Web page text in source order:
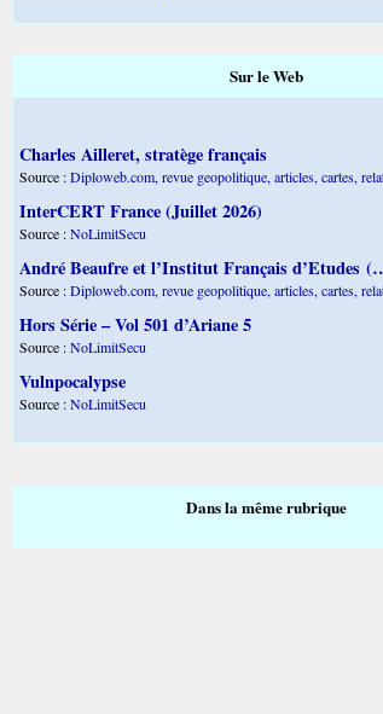
Sur le Web
Charles Ailleret, stratège français
Source :Diploweb.com, revue geopolitique, articles, cartes,
InterCERT France (Juillet 2026)
Source :NoLimitSecu
André Beaufre et l’Institut Français d’Etudes
Source :Diploweb.com, revue geopolitique, articles, cartes,
Hors Série – Vol 501 d’Ariane 5
Source :NoLimitSecu
Vulnpocalypse
Source :NoLimitSecu
Dans la même rubrique